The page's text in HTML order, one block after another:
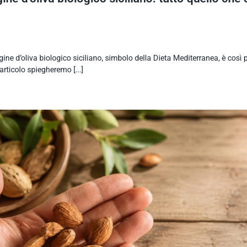
d’oliva biologico siciliano, simbolo della Dieta Mediterranea, è così
spiegheremo [...]